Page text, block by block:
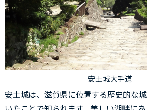
安土城大手道
安土城は、滋賀県に位置する歴史的な